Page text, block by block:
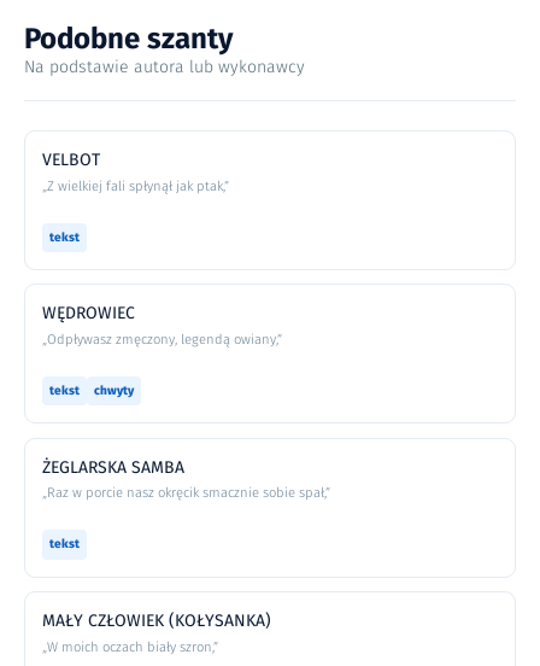
Podobne szanty
Na podstawie autora lub wykonawcy
VELBOT
„Z wielkiej fali spłynął jak ptak,”
tekst
WĘDROWIEC
„Odpływasz zmęczony, legendą owiany,”
tekst chwyty
ŻEGLARSKA SAMBA
„Raz w porcie nasz okręcik smacznie sobie spał,”
tekst
MAŁY CZŁOWIEK (KOŁYSANKA)
„W moich oczach biały szron,”